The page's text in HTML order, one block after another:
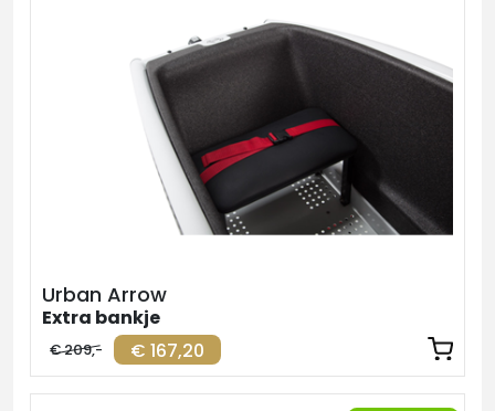
Urban Arrow
Extra bankje
€ 167,20
€ 209,-